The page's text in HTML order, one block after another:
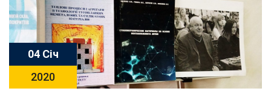
04 Січ
2020